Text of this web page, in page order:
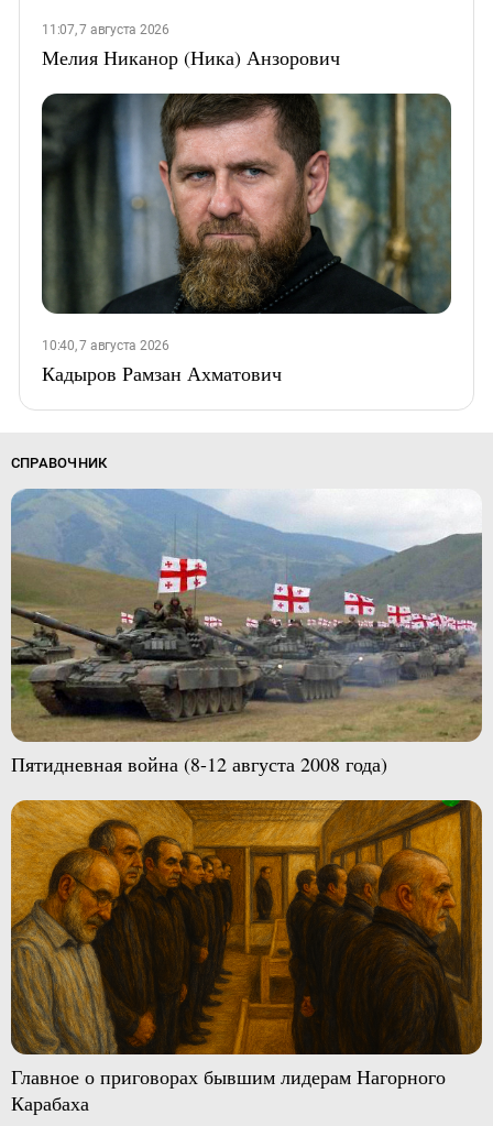
11:07, 7 августа 2026
Мелия Никанор (Ника) Анзорович
10:40, 7 августа 2026
Кадыров Рамзан Ахматович
СПРАВОЧНИК
Пятидневная война (8-12 августа 2008 года)
Главное о приговорах бывшим лидерам Нагорного
Карабаха